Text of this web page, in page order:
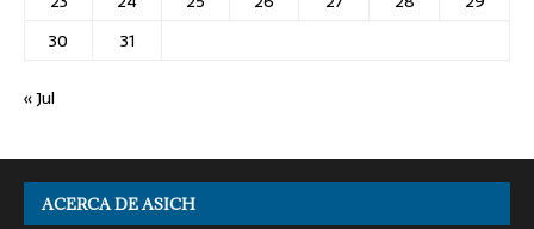
30
31
« Jul
ACERCA DE ASICH